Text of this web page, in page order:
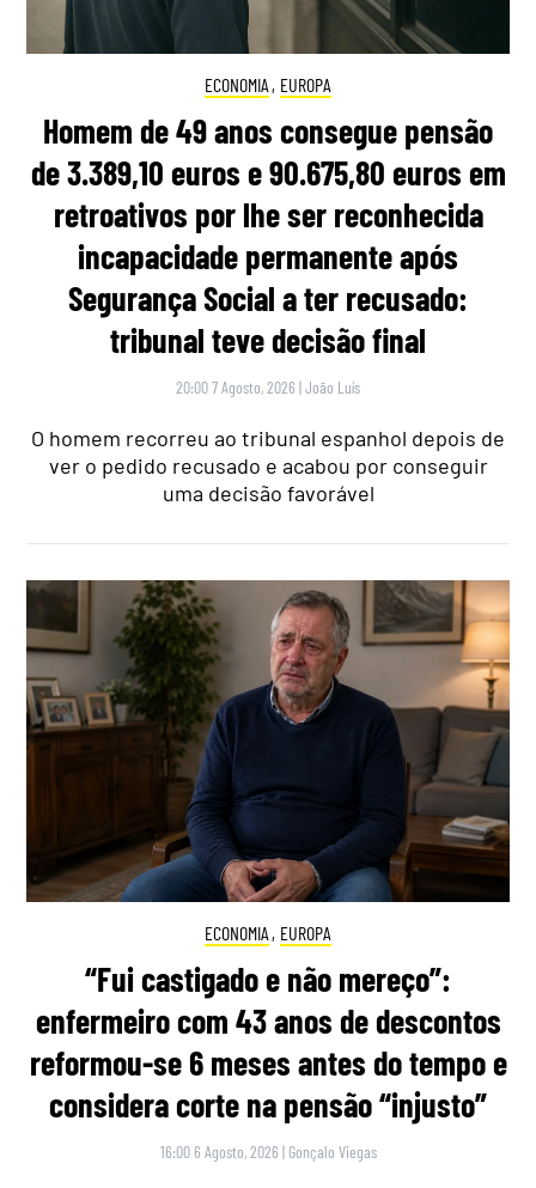
ECONOMIA , EUROPA
Homem de 49 anos consegue pensão
de 3.389,10 euros e 90.675,80 euros em
retroativos por lhe ser reconhecida
incapacidade permanente após
Segurança Social a ter recusado:
tribunal teve decisão final
20:00 7 Agosto, 2026 |João Luís
O homem recorreu ao tribunal espanhol depois de
ver o pedido recusado e acabou por conseguir
uma decisão favorável
ECONOMIA , EUROPA
“Fui castigado e não mereço”:
enfermeiro com 43 anos de descontos
reformou-se 6 meses antes do tempo e
considera corte na pensão “injusto”
16:00 6 Agosto, 2026 | Gonçalo Viegas